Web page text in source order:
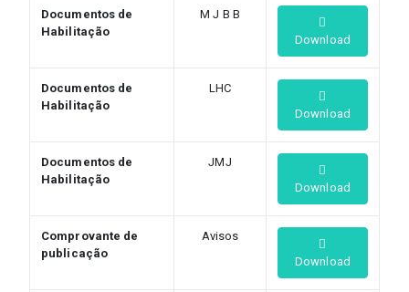
Documentos de
Habilitação
M J B B
Download
Documentos de
Habilitação
LHC
Download
Documentos de
Habilitação
JMJ
Download
Comprovante de
publicação
Avisos
Download